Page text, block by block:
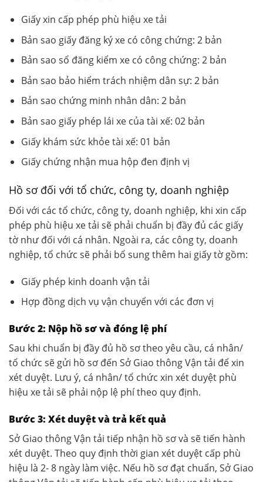
Giấy xin cấp phép phù hiệu xe tải
Bản sao giấy đăng ký xe có công chứng: 2 bản
Bản sao sổ đăng kiểm xe có công chứng: 2 bản
Bản sao bảo hiểm trách nhiệm dân sự: 2 bản
Bản sao chứng minh nhân dân: 2 bản
Bản sao giấy phép lái xe của tài xế: 02 bản
Giấy khám sức khỏe tài xế: 01 bản
Giấy chứng nhận mua hộp đen định vị
Hồ sơ đối với tổ chức, công ty, doanh nghiệp
Đối với các tổ chức, công ty, doanh nghiệp, khi xin cấp
phép phù hiệu xe tải sẽ phải chuẩn bị đầy đủ các giấy
tờ như đối với cá nhân. Ngoài ra, các công ty, doanh
nghiệp, tổ chức sẽ phải bổ sung thêm hai giấy tờ gồm:
Giấy phép kinh doanh vận tải
Hợp đồng dịch vụ vận chuyển với các đơn vị
Bước 2: Nộp hồ sơ và đóng lệ phí
Sau khi chuẩn bị đầy đủ hồ sơ theo yêu cầu, cá nhân/
tổ chức sẽ gửi hồ sơ đến Sở Giao thông Vận tải để xin
xét duyệt. Lưu ý, cá nhân/ tổ chức xin xét duyệt phù
hiệu xe tải sẽ phải nộp lệ phí theo quy định.
Bước 3: Xét duyệt và trả kết quả
Sở Giao thông Vận tải tiếp nhận hồ sơ và sẽ tiến hành
xét duyệt. Theo quy định thời gian xét duyệt cấp phù
hiệu là 2- 8 ngày làm việc. Nếu hồ sơ đạt chuẩn, Sở Giao